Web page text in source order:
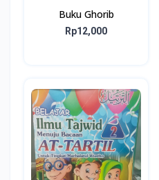
Buku Ghorib
Rp12,000